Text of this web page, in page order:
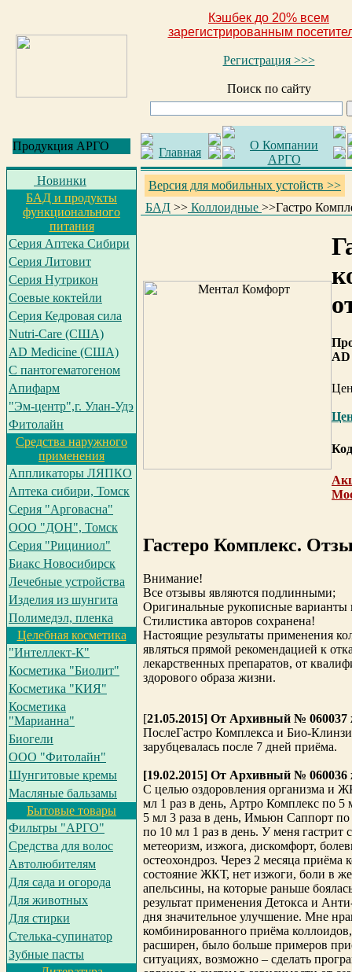
Кэшбек до 20% всем
зарегистрированным
Регистрация >>>
Поиск по сайту
Продукция АРГО Главная
О Компании
АРГО
Новинки
БАД и продукты
функционального
питания
Серия Аптека Сибири
Серия Литовит
Серия Нутрикон
Соевые коктейли
Серия Кедровая сила
Nutri-Care (США)
AD Medicine (США)
С пантогематогеном
Апифарм
"Эм-центр",г. Улан-Удэ
Фитолайн
Средства наружного
применения
Аппликаторы ЛЯПКО
Аптека сибири, Томск
Серия "Арговасна"
ООО "ДОН", Томск
Серия "Рициниол"
Биакс Новосибирск
Лечебные устройства
Изделия из шунгита
Полимедэл, пленка
Целебная косметика
"Интеллект-К"
Косметика "Биолит"
Косметика "КИЯ"
Косметика
"Марианна"
Биогели
ООО "Фитолайн"
Шунгитовые кремы
Масляные бальзамы
Бытовые товары
Фильтры "АРГО"
Средства для волос
Автолюбителям
Для сада и огорода
Для животных
Для стирки
Cтелька-супинатор
Зубные пасты
Версия для мобильных устойств >>
БАД >> Коллоидные >>Гастро
AD
Гастеро Комплекс.
Внимание!
Все отзывы являются подлинными;
Оригинальные рукописные
Стилистика авторов сохранена!
Настоящие результаты применения
являться прямой рекомендацией к
лекарственных препаратов, от
здорового образа жизни.
[21.05.2015] От Архивный № 060037
ПослеГастро Комплекса и Био-
зарубцевалась после 7 дней приёма.
[19.02.2015] От Архивный №
С целью оздоровления организма и
мл 1 раз в день, Артро Комплекс по 5
5 мл 3 раза в день, Имьюн Саппорт
по 10 мл 1 раз в день. У меня
метеоризм, изжога, дискомфорт,
остеохондроз. Через 2 месяца приёма
состояние ЖКТ, нет изжоги, боли в
апельсины, на которые раньше
результат применения Детокса и
дня значительное улучшение. Мне
комбинированного приёма
расширен, было больше примеров
ситуациях, возможно – сделать